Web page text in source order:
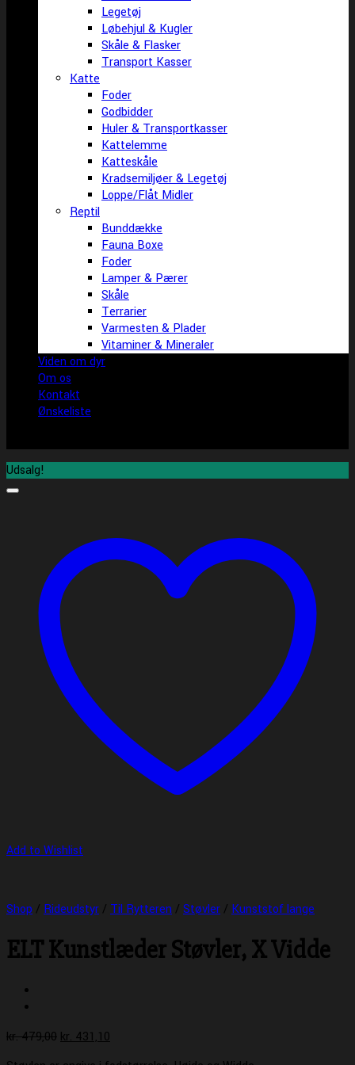
Legetøj
Løbehjul & Kugler
Skåle & Flasker
Transport Kasser
Katte
Foder
Godbidder
Huler & Transportkasser
Kattelemme
Katteskåle
Kradsemiljøer & Legetøj
Loppe/Flåt Midler
Reptil
Bunddække
Fauna Boxe
Foder
Lamper & Pærer
Skåle
Terrarier
Varmesten & Plader
Vitaminer & Mineraler
Viden om dyr
Om os
Kontakt
Ønskeliste
Udsalg!
Add to Wishlist
Shop / Rideudstyr / Til Rytteren / Støvler / Kunststof lange
ELT Kunstlæder Støvler, X Vidde
kr.479,00 Den
kr. 431,10